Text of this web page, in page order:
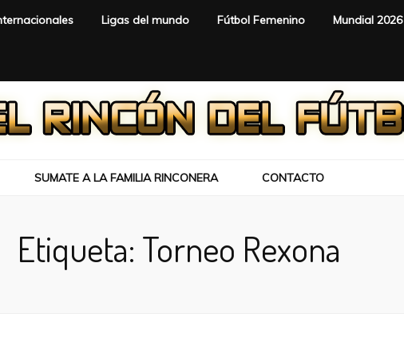
Ligas del mundo Fútbol Femenino Mundial 2026
SUMATE A LA FAMILIA RINCONERA CONTACTO
Etiqueta: Torneo Rexona